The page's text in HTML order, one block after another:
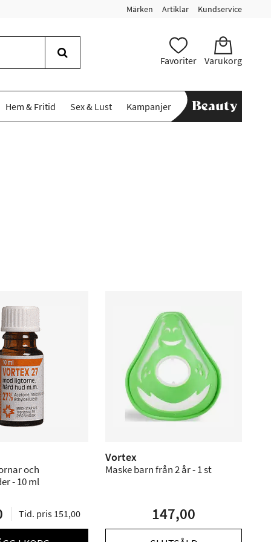
Märken Artiklar Kundservice
Favoriter Varukorg
Hem & Fritid Sex & Lust Kampanjer
- 10 ml
Tid. pris 151,00
Vortex
Maske barn från 2 år - 1 st
147,00